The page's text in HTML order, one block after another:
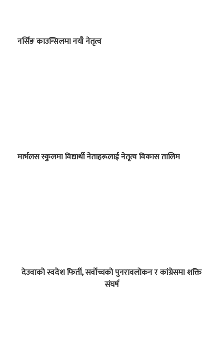
नर्सिङ काउन्सिलमा नयाँ नेतृत्व
मार्भलस स्कुलमा विद्यार्थी नेताहरूलाई नेतृत्व विकास तालिम
देउवाको स्वदेश फिर्ती, सर्वोच्चको पुनरावलोकन र कांग्रेसमा शक्ति
संघर्ष